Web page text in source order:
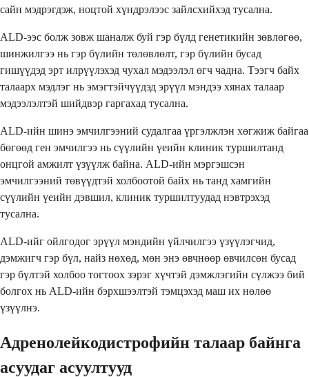
сайн мэдрэгдэж, ноцтой хүндрэлээс зайлсхийхэд тусална.
ALD-ээс болж зовж шаналж буй гэр бүлд генетикийн зөвлөгөө,
шинжилгээ нь гэр бүлийн төлөвлөлт, гэр бүлийн бусад
гишүүдэд эрт илрүүлэхэд чухал мэдээлэл өгч чадна. Тээгч байх
талаарх мэдлэг нь эмэгтэйчүүдэд эрүүл мэндээ хянах талаар
мэдээлэлтэй шийдвэр гаргахад тусална.
ALD-ийн шинэ эмчилгээний судалгаа үргэлжлэн хөгжиж байгаа
бөгөөд ген эмчилгээ нь сүүлийн үеийн клиник туршилтанд
онцгой амжилт үзүүлж байна. ALD-ийн мэргэшсэн
эмчилгээний төвүүдтэй холбоотой байх нь танд хамгийн
сүүлийн үеийн дэвшил, клиник туршилтуудад нэвтрэхэд
тусална.
ALD-ийг ойлгодог эрүүл мэндийн үйлчилгээ үзүүлэгчид,
дэмжигч гэр бүл, найз нөхөд, мөн энэ өвчнөөр өвчилсөн бусад
гэр бүлтэй холбоо тогтоох зэрэг хүчтэй дэмжлэгийн сүлжээ бий
болгох нь ALD-ийн бэрхшээлтэй тэмцэхэд маш их нөлөө
үзүүлнэ.
Адренолейкодистрофийн талаар байнга
асуудаг асуултууд